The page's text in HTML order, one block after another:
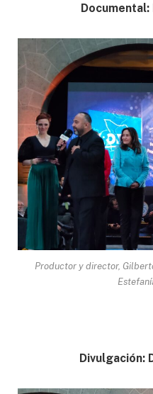
Productor y director,
Divulgación: